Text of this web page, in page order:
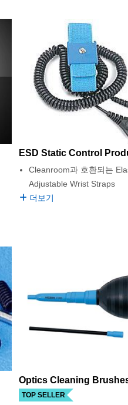
ESD Static Control
Cleanroom과 호환되는
Adjustable Wrist Straps
더보기
Optics Cleaning
TOP SELLER